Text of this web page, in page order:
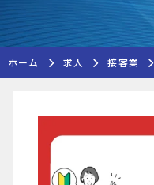
ホーム 求人 接客業